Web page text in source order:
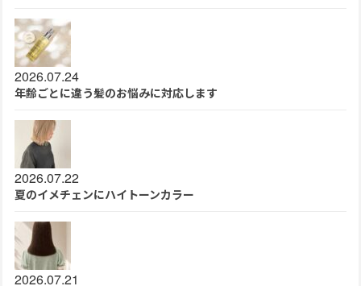
2026.07.24
年齢ごとに違う髪のお悩みに対応します
2026.07.22
夏のイメチェンにハイトーンカラー
2026.07.21